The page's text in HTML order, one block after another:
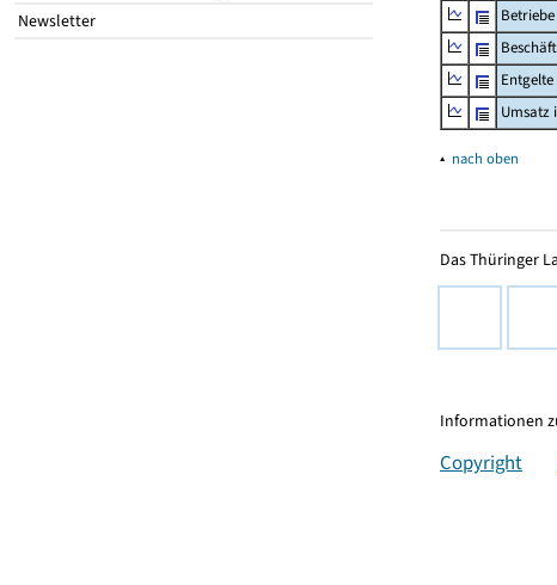
Newsletter
Betriebe
Entgelte
Umsatz
▴ nach oben
Das Thüringer
Informationen
Copyright